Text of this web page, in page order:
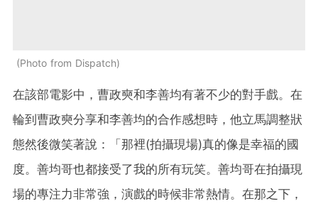
Photo from Dispatch
在該部電影中，曹政奭和李善均有著不少的對手戲。在
輪到曹政奭分享和李善均的合作感想時，他立馬調整狀
態然後微笑著說：「那裡(拍攝現場)真的像是幸福的國
度。善均哥也都接受了我的所有玩笑。善均哥在拍攝現
場的專注力非常強，演戲的時候非常熱情。在那之下，